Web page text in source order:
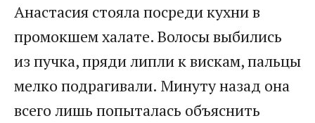
Анастасия стояла посреди кухни в
промокшем халате. Волосы выбились
из пучка, пряди липли к вискам, пальцы
мелко подрагивали. Минуту назад она
всего лишь попыталась объяснить